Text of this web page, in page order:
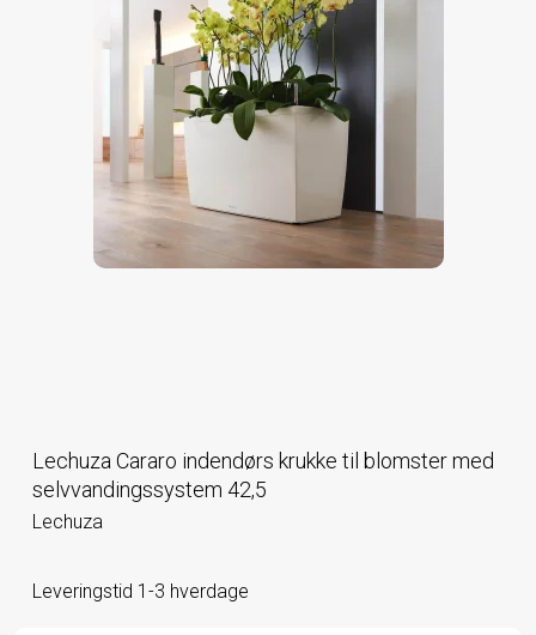
Lechuza Cararo indendørs krukke til blomster med
selvvandingssystem 42,5
Lechuza
Leveringstid 1-3 hverdage